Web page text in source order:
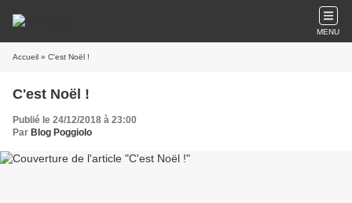
MENU
Accueil » C'est Noël !
C'est Noël !
Publié le 24/12/2018 à 23:00
Par Blog Poggiolo